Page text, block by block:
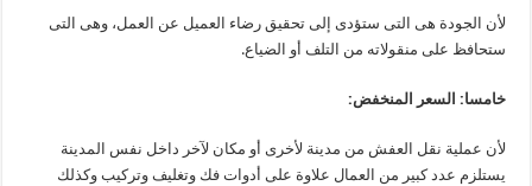
لأن الجودة هى التى ستؤدى إلى تحقيق رضاء العميل عن العمل، وهى التى
ستحافظ على منقولاته من التلف أو الضياع.
خامسا: السعر المنخفض:
لأن عملية نقل العفش من مدينة لأخرى أو مكان لآخر داخل نفس المدينة
يستلزم عدد كبير من العمال علاوة على أدوات فك وتغليف وتركيب وكذلك